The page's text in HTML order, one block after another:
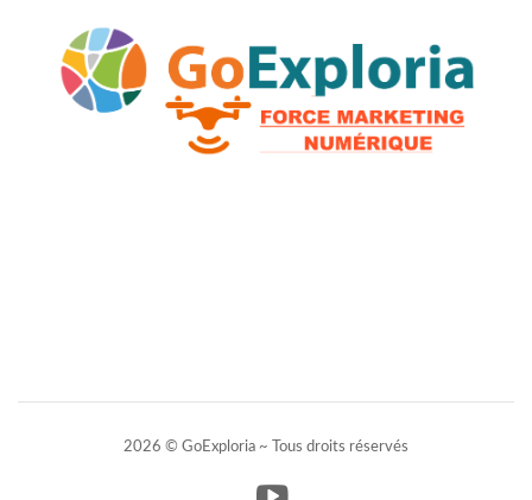
2026 © GoExploria ~ Tous droits réservés